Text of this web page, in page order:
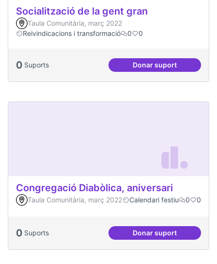
Socialització de la gent gran
Taula Comunitària, març 2022
Reivindicacions i transformació
0 0
0 Suports Donar suportSocialització de la
Congregació Diabòlica, aniversari
Taula Comunitària, març 2022 Calendari festiu 0 0
0 Suports Donar suport
Congregació